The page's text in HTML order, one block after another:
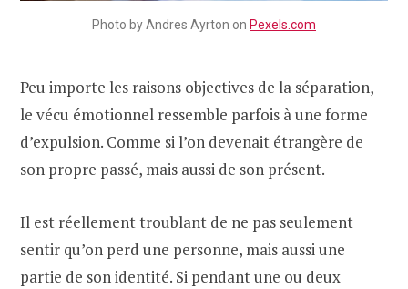
Photo by Andres Ayrton on Pexels.com
Peu importe les raisons objectives de la séparation,
le vécu émotionnel ressemble parfois à une forme
d’expulsion. Comme si l’on devenait étrangère de
son propre passé, mais aussi de son présent.
Il est réellement troublant de ne pas seulement
sentir qu’on perd une personne, mais aussi une
partie de son identité. Si pendant une ou deux